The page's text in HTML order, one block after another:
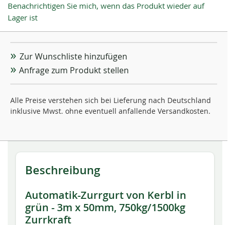
Benachrichtigen Sie mich, wenn das Produkt wieder auf
Lager ist
Zur Wunschliste hinzufügen
Anfrage zum Produkt stellen
Alle Preise verstehen sich bei Lieferung nach Deutschland
inklusive Mwst. ohne eventuell anfallende Versandkosten.
Beschreibung
Automatik-Zurrgurt von Kerbl in
grün - 3m x 50mm, 750kg/1500kg
Zurrkraft